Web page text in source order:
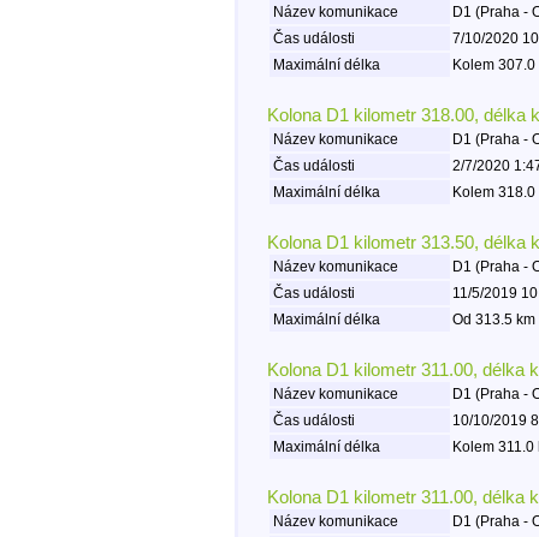
Název komunikace
D1 (Praha -
Čas události
7/10/2020
Maximální délka
Kolem
Kolona D1 kilometr 318.00, délka
Název komunikace
D1 (Praha -
Čas události
2/7/2020
Maximální délka
Kolem
Kolona D1 kilometr 313.50, délka
Název komunikace
D1 (Praha -
Čas události
11/5/2019
Maximální délka
Od 313.5
Kolona D1 kilometr 311.00, délka
Název komunikace
D1 (Praha -
Čas události
10/10/2019
Maximální délka
Kolem 311.0
Kolona D1 kilometr 311.00, délka
Název komunikace
D1 (Praha -